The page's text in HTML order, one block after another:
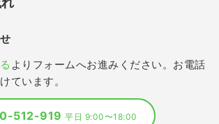
よりフォームへお進みください。お電話
ています。
512-919平日 9:00〜18:00